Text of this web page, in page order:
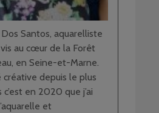
Dos Santos, aquarelliste
au cœur de la Forêt
en Seine-et-Marne.
créative depuis le plus
en 2020 que j’ai
et